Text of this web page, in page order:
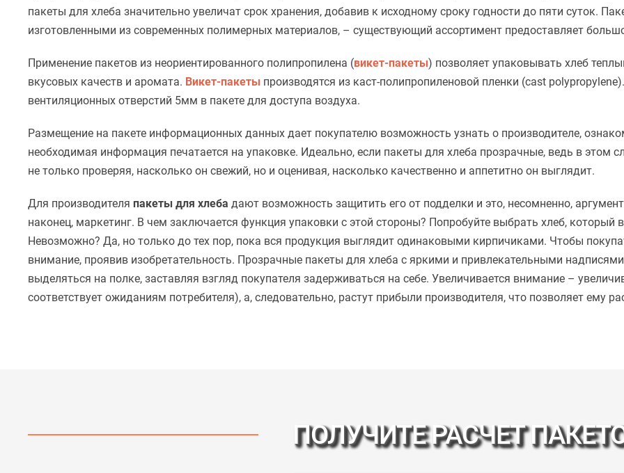
пакеты для хлеба значительно увеличат срок хранения, добавив к исходному сроку годности до пяти суток.
изготовленными из современных полимерных материалов, – существующий ассортимент предоставляет
Применение пакетов из неориентированного полипропилена (викет-пакеты) позволяет упаковывать хлеб
вкусовых качеств и аромата. Викет-пакеты производятся из каст-полипропиленовой пленки (cast
вентиляционных отверстий 5мм в пакете для доступа воздуха.
Размещение на пакете информационных данных дает покупателю возможность узнать о производителе,
необходимая информация печатается на упаковке. Идеально, если пакеты для хлеба прозрачные, ведь в этом
не только проверяя, насколько он свежий, но и оценивая, насколько качественно и аппетитно он выглядит.
Для производителя пакеты для хлеба дают возможность защитить его от подделки и это, несомненно,
наконец, маркетинг. В чем заключается функция упаковки с этой стороны? Попробуйте выбрать хлеб, который
Невозможно? Да, но только до тех пор, пока вся продукция выглядит одинаковыми кирпичиками. Чтобы
внимание, проявив изобретательность. Прозрачные пакеты для хлеба с яркими и привлекательными
выделяться на полке, заставляя взгляд покупателя задерживаться на себе. Увеличивается внимание –
соответствует ожиданиям потребителя), а, следовательно, растут прибыли производителя, что позволяет ему
ПОЛУЧИТЕ РАСЧЕТ